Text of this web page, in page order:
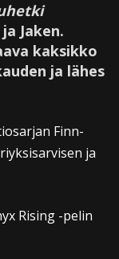
Jaken.
kaksikko
ja lähes
Finn-
ja
Rising -pelin